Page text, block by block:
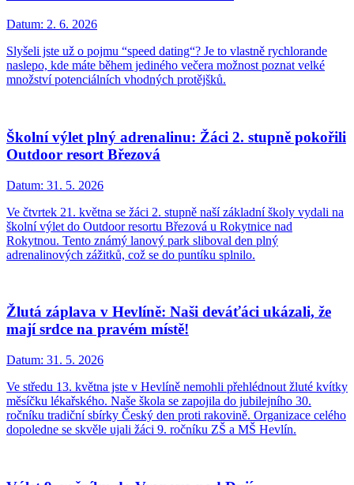
Datum: 2. 6. 2026
Slyšeli jste už o pojmu “speed dating“? Je to vlastně rychlorande
naslepo, kde máte během jediného večera možnost poznat velké
množství potenciálních vhodných protějšků.
Školní výlet plný adrenalinu: Žáci 2. stupně pokořili
Outdoor resort Březová
Datum: 31. 5. 2026
Ve čtvrtek 21. května se žáci 2. stupně naší základní školy vydali na
školní výlet do Outdoor resortu Březová u Rokytnice nad
Rokytnou. Tento známý lanový park sliboval den plný
adrenalinových zážitků, což se do puntíku splnilo.
Žlutá záplava v Hevlíně: Naši deváťáci ukázali, že
mají srdce na pravém místě!
Datum: 31. 5. 2026
Ve středu 13. května jste v Hevlíně nemohli přehlédnout žluté kvítky
měsíčku lékařského. Naše škola se zapojila do jubilejního 30.
ročníku tradiční sbírky Český den proti rakovině. Organizace celého
dopoledne se skvěle ujali žáci 9. ročníku ZŠ a MŠ Hevlín.